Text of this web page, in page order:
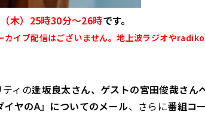
木）25時30分～26時です。
カイブ配信はございません。地上波ラジオや
ィの逢坂良太さん、ゲストの宮田俊哉さん
イヤのA』についてのメール、さらに番組コ